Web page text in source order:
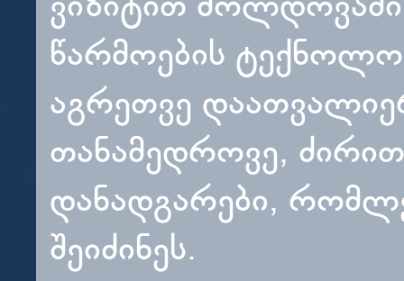
წარმოების
აგრეთვე
თანამედროვე,
დანადგარები,
შეიძინეს.